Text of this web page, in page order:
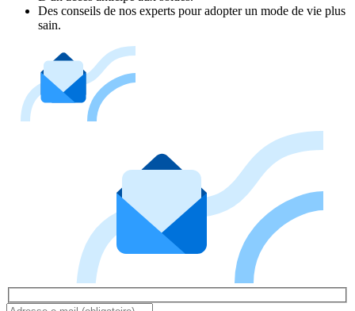
Des conseils de nos experts pour adopter un mode de vie plus
sain.